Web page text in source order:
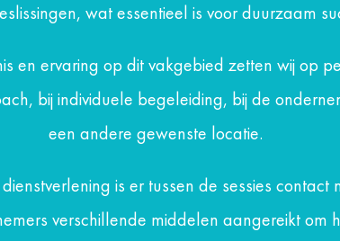
wat essentieel is voor duurzaam
en ervaring op dit vakgebied zetten wij op
bij individuele begeleiding, bij de
een andere gewenste locatie.
is er tussen de sessies contact
verschillende middelen aangereikt om